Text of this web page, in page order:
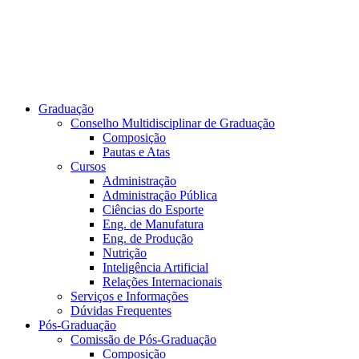
Graduação
Conselho Multidisciplinar de Graduação
Composição
Pautas e Atas
Cursos
Administração
Administração Pública
Ciências do Esporte
Eng. de Manufatura
Eng. de Produção
Nutrição
Inteligência Artificial
Relações Internacionais
Serviços e Informações
Dúvidas Frequentes
Pós-Graduação
Comissão de Pós-Graduação
Composição